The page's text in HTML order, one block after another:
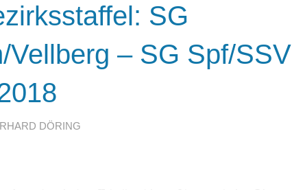
SG
Vellberg – SG Spf/SSV
DÖRING